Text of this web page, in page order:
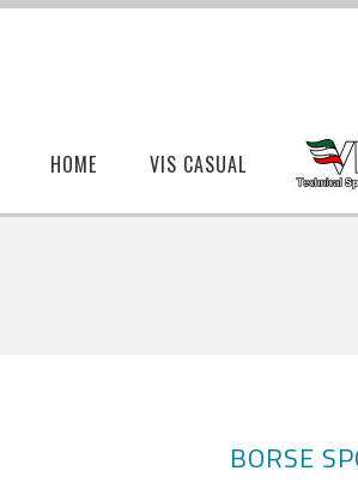
HOME VIS CASUAL
BORSE